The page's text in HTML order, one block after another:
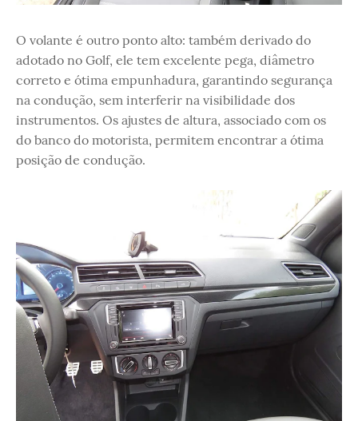
O volante é outro ponto alto: também derivado do
adotado no Golf, ele tem excelente pega, diâmetro
correto e ótima empunhadura, garantindo segurança
na condução, sem interferir na visibilidade dos
instrumentos. Os ajustes de altura, associado com os
do banco do motorista, permitem encontrar a ótima
posição de condução.